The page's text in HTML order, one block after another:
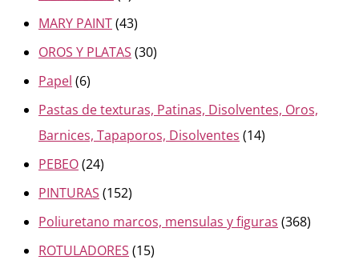
MARY PAINT(43)
OROS Y PLATAS (30)
Papel (6)
Pastas de texturas, Patinas, Disolventes, Oros,
Barnices, Tapaporos, Disolventes (14)
PEBEO(24)
PINTURAS (152)
Poliuretano marcos, mensulas y figuras (368)
ROTULADORES (15)